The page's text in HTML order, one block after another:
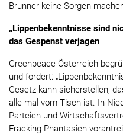
Brunner keine Sorgen
„Lippenbekenntnisse sind
das Gespenst verjagen
Greenpeace Österreich
und fordert:
Gesetz kann sicherstellen,
alle mal vom Tisch ist. In
Parteien und
Fracking-Phantasien